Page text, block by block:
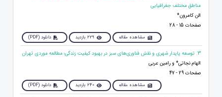
مناطق مختلف جغرافیایی
الن کامرون*
صفحات 15 - 28
مشاهده مقاله 229 بازدید دانلود (PDF)
3. توسعه پایدار شهری و نقش فناوری‌های سبز در بهبود کیفیت زندگی؛ مطالعه موردی تهران
الهام نجاتی* و رامین عربی
صفحات 29 - 47
مشاهده مقاله 240 بازدید دانلود (PDF)